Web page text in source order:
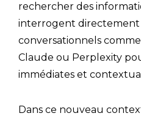
rechercher des
interrogent directement
conversationnels
Claude ou Perplexity
immédiates et
Dans ce nouveau